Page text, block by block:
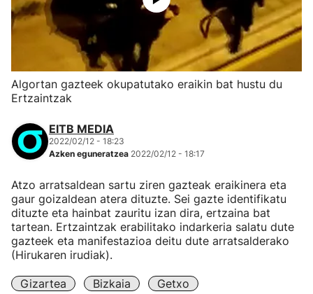
Algortan gazteek okupatutako eraikin bat hustu du
Ertzaintzak
EITB MEDIA
2022/02/12 - 18:23
Azken eguneratzea 2022/02/12 - 18:17
Atzo arratsaldean sartu ziren gazteak eraikinera eta
gaur goizaldean atera dituzte. Sei gazte identifikatu
dituzte eta hainbat zauritu izan dira, ertzaina bat
tartean. Ertzaintzak erabilitako indarkeria salatu dute
gazteek eta manifestazioa deitu dute arratsalderako
(Hirukaren irudiak).
Gizartea Bizkaia
Getxo